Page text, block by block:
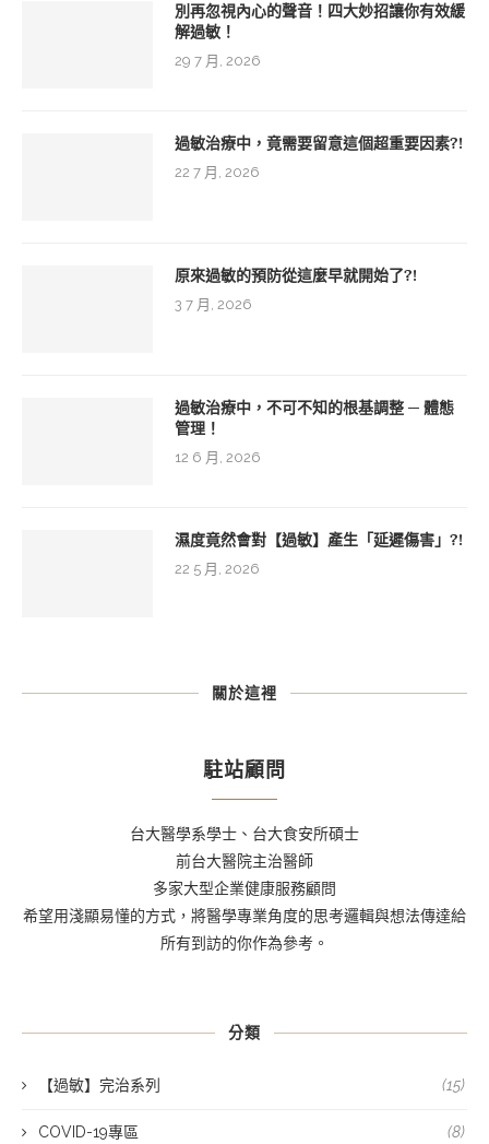
別再忽視內心的聲音！四大妙招讓你有效緩
解過敏！
29 7 月, 2026
過敏治療中，竟需要留意這個超重要因素?!
22 7 月, 2026
原來過敏的預防從這麼早就開始了?!
3 7 月, 2026
過敏治療中，不可不知的根基調整 ─ 體態
管理！
12 6 月, 2026
濕度竟然會對【過敏】產生「延遲傷害」?!
22 5 月, 2026
關於這裡
駐站顧問
台大醫學系學士、台大食安所碩士
前台大醫院主治醫師
多家大型企業健康服務顧問
希望用淺顯易懂的方式，將醫學專業角度的思考邏輯與想法傳達給
所有到訪的你作為參考。
分類
【過敏】完治系列 (15)
COVID-19專區 (8)